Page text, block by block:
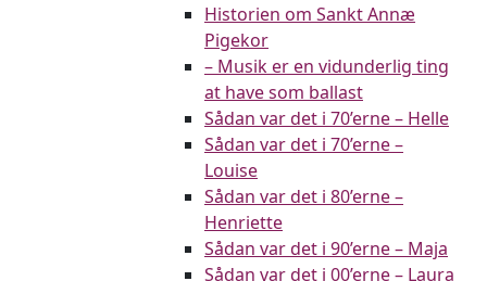
Historien om Sankt Annæ
Pigekor
– Musik er en vidunderlig ting
at have som ballast
Sådan var det i 70’erne – Helle
Sådan var det i 70’erne –
Louise
Sådan var det i 80’erne –
Henriette
Sådan var det i 90’erne – Maja
Sådan var det i 00’erne – Laura